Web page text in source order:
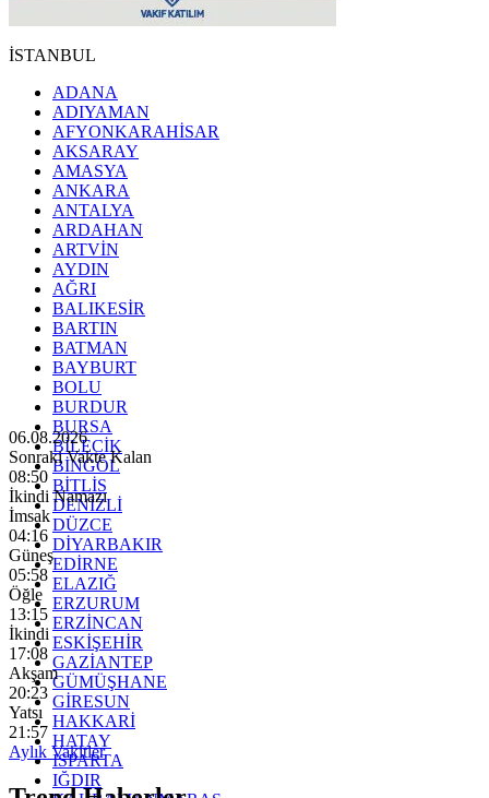
İSTANBUL
ADANA
ADIYAMAN
AFYONKARAHİSAR
AKSARAY
AMASYA
ANKARA
ANTALYA
ARDAHAN
ARTVİN
AYDIN
AĞRI
BALIKESİR
BARTIN
BATMAN
BAYBURT
BOLU
BURDUR
BURSA
BİLECİK
BİNGÖL
BİTLİS
DENİZLİ
DÜZCE
DİYARBAKIR
EDİRNE
ELAZIĞ
ERZURUM
ERZİNCAN
ESKİŞEHİR
GAZİANTEP
GÜMÜŞHANE
GİRESUN
HAKKARİ
HATAY
ISPARTA
IĞDIR
06.08.2026
Sonraki Vakte Kalan
08:48
İkindi Namazı
İmsak
04:16
Güneş
05:58
Öğle
13:15
İkindi
17:08
Akşam
20:23
Yatsı
21:57
Aylık Vakitler